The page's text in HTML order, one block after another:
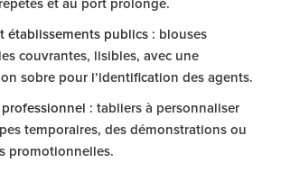
et au port prolongé.
établissements publics : blouses
couvrantes, lisibles, avec une
sobre pour l’identification des agents.
: tabliers à personnaliser
temporaires, des démonstrations ou
promotionnelles.